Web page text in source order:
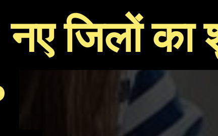
जिलों का
जिलों का